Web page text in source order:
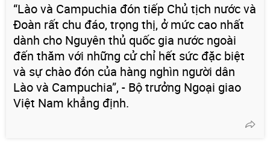
“Lào và Campuchia đón tiếp Chủ tịch nước và
Đoàn rất chu đáo, trọng thị, ở mức cao nhất
dành cho Nguyên thủ quốc gia nước ngoài
đến thăm với những cử chỉ hết sức đặc biệt
và sự chào đón của hàng nghìn người dân
Lào và Campuchia”, - Bộ trưởng Ngoại giao
Việt Nam khẳng định.